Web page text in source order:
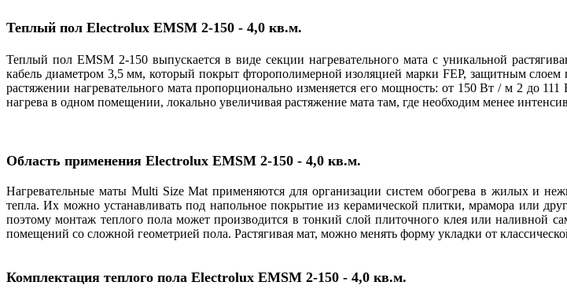
Теплый пол Electrolux EMSM 2-150 - 4,0 кв.м.
Теплый пол EMSM 2-150 выпускается в виде секции нагревательного мата c уникальной
кабель диаметром 3,5 мм, который покрыт фторополимерной изоляцией марки FEP, защитным
растяжении нагревательного мата пропорционально изменяется его мощность: от 150 Вт / м 2 до
нагрева в одном помещении, локально увеличивая растяжение мата там, где необходим менее
Область применения Electrolux EMSM 2-150 - 4,0 кв.м.
Нагревательные маты Multi Size Mat применяются для организации систем обогрева в жилых и
тепла. Их можно устанавливать под напольное покрытие из керамической плитки, мрамора или
поэтому монтаж теплого пола может производится в тонкий слой плиточного клея или наливной
помещений со сложной геометрией пола. Растягивая мат, можно менять форму укладки от
Комплектация теплого пола Electrolux EMSM 2-150 - 4,0 кв.м.